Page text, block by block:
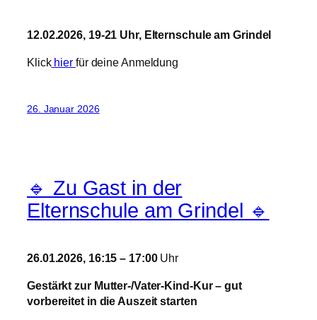
12.02.2026, 19-21 Uhr, Elternschule am Grindel
Klickhier für deine Anmeldung
26. Januar 2026
🔹 Zu Gast in der
Elternschule am Grindel 🔹
26.01.2026, 16:15 – 17:00Uhr
Gestärkt zur Mutter-/Vater-Kind-Kur – gut
vorbereitet in die Auszeit starten